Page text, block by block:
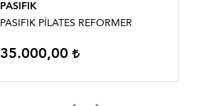
PASIFIK
PASIFIK PİLATES REFORMER
35.000,00